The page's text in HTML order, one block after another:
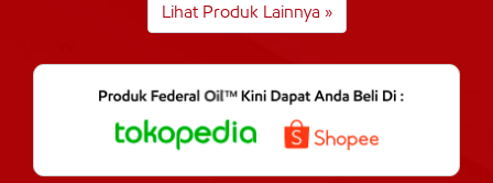
Lihat Produk Lainnya »